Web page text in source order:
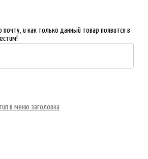
и как только данный товар появится в